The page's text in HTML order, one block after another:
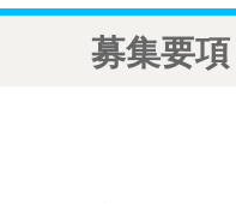
募集要項